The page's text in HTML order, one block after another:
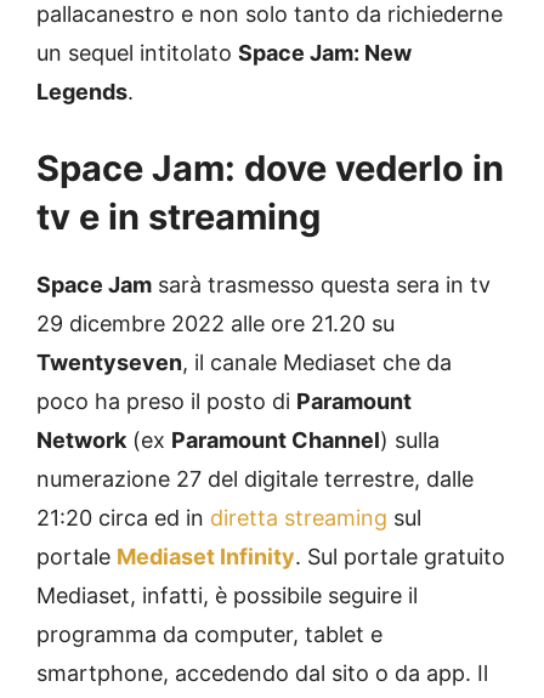
pallacanestro e non solo tanto da richiederne
un sequel intitolato Space Jam: New
Legends.
Space Jam: dove vederlo in
tv e in streaming
Space Jam sarà trasmesso questa sera in tv
29 dicembre 2022 alle ore 21.20 su
Twentyseven, il canale Mediaset che da
poco ha preso il posto di Paramount
Network(ex Paramount Channel) sulla
numerazione 27 del digitale terrestre, dalle
21:20 circa ed in diretta streaming sul
portale Mediaset Infinity. Sul portale gratuito
Mediaset, infatti, è possibile seguire il
programma da computer, tablet e
smartphone, accedendo dal sito o da app. Il